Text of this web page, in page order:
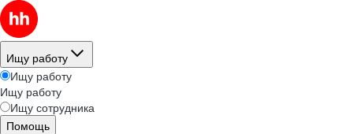
Ищу работу
Ищу работу
Ищу работу
Ищу сотрудника
Помощь